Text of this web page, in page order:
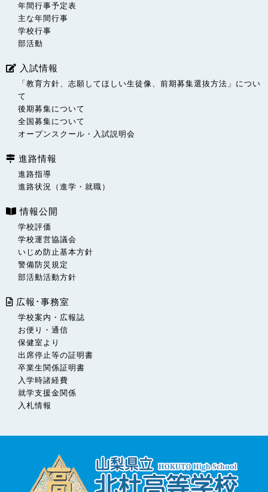
年間行事予定表
主な年間行事
学校行事
部活動
入試情報
「教育方針、志願してほしい生徒像、前期募集選抜方法」につい
て
後期募集について
全国募集について
オープンスクール・入試説明会
進路情報
進路指導
進路状況（進学・就職）
情報公開
学校評価
学校運営協議会
いじめ防止基本方針
警備防災規定
部活動活動方針
広報･事務室
学校案内・広報誌
お便り・通信
保健室より
出席停止等の証明書
卒業生関係証明書
入学時諸経費
就学支援金関係
入札情報